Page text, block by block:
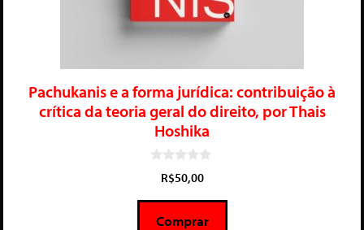
Pachukanis e a forma jurídica: contribuição à
crítica da teoria geral do direito, por Thais
Hoshika
5
R$50,00
Comprar